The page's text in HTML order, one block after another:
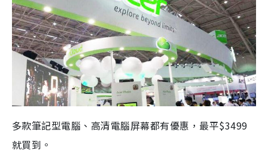
多款筆記型電腦、高清電腦屏幕都有優惠，最平$3499
就買到。